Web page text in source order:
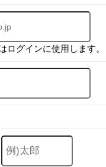
ログインに使用します。